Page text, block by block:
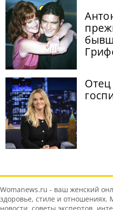
Отец
Womanews.ru - ваш женский
здоровье, стиле и